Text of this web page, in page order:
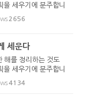
을 세우기에 분주합니
세우지 않고 그때그
까요? 아닙니다. 하
2656
세운다
해를 정리하는 것도
을 세우기에 분주합니
세우지 않고 그때그
까요? 아닙니다. 하
4134